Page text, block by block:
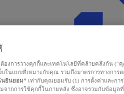
ต้องการวางคุกกี้และเทคโนโลยีที่คล้ายคลึงกัน
ในแบบที่เหมาะกับคุณ รวมถึงมาตรการทางการต
นยินยอม” เท่ากับคุณยอมรับ (1) การตั้งค่าและกา
จากการใช้คุกกี้ในภายหลัง ซึ่งอาจรวมกับข้อมู